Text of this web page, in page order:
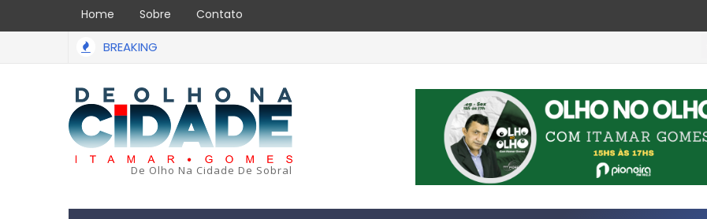
Home Sobre Contato
BREAKING
De Olho Na Cidade De Sobral